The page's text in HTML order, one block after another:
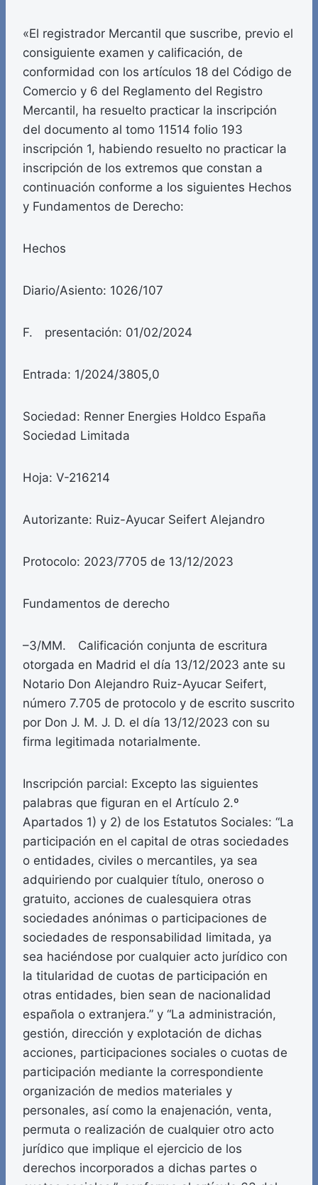
«El registrador Mercantil que suscribe, previo el
consiguiente examen y calificación, de
conformidad con los artículos 18 del Código de
Comercio y 6 del Reglamento del Registro
Mercantil, ha resuelto practicar la inscripción
del documento al tomo 11514 folio 193
inscripción 1, habiendo resuelto no practicar la
inscripción de los extremos que constan a
continuación conforme a los siguientes Hechos
y Fundamentos de Derecho:
Hechos
Diario/Asiento: 1026/107
F. presentación: 01/02/2024
Entrada: 1/2024/3805,0
Sociedad: Renner Energies Holdco España
Sociedad Limitada
Hoja: V-216214
Autorizante: Ruiz-Ayucar Seifert Alejandro
Protocolo: 2023/7705 de 13/12/2023
Fundamentos de derecho
–3/MM. Calificación conjunta de escritura
otorgada en Madrid el día 13/12/2023 ante su
Notario Don Alejandro Ruiz-Ayucar Seifert,
número 7.705 de protocolo y de escrito suscrito
por Don J. M. J. D. el día 13/12/2023 con su
firma legitimada notarialmente.
Inscripción parcial: Excepto las siguientes
palabras que figuran en el Artículo 2.º
Apartados 1) y 2) de los Estatutos Sociales: “La
participación en el capital de otras sociedades
o entidades, civiles o mercantiles, ya sea
adquiriendo por cualquier título, oneroso o
gratuito, acciones de cualesquiera otras
sociedades anónimas o participaciones de
sociedades de responsabilidad limitada, ya
sea haciéndose por cualquier acto jurídico con
la titularidad de cuotas de participación en
otras entidades, bien sean de nacionalidad
española o extranjera.” y “La administración,
gestión, dirección y explotación de dichas
acciones, participaciones sociales o cuotas de
participación mediante la correspondiente
organización de medios materiales y
personales, así como la enajenación, venta,
permuta o realización de cualquier otro acto
jurídico que implique el ejercicio de los
derechos incorporados a dichas partes o